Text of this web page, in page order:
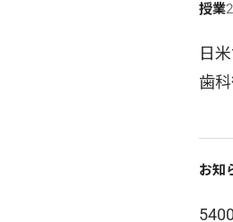
授業
日
歯
お知